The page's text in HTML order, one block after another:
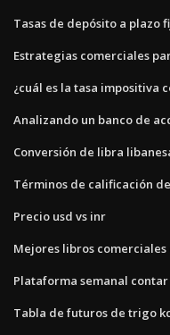
Tasas de depósito a plazo
Estrategias comerciales
¿cuál es la tasa impositiva
Analizando un banco de
Conversión de libra
Términos de calificación
Precio usd vs inr
Mejores libros
Plataforma semanal
Tabla de futuros de trigo kc